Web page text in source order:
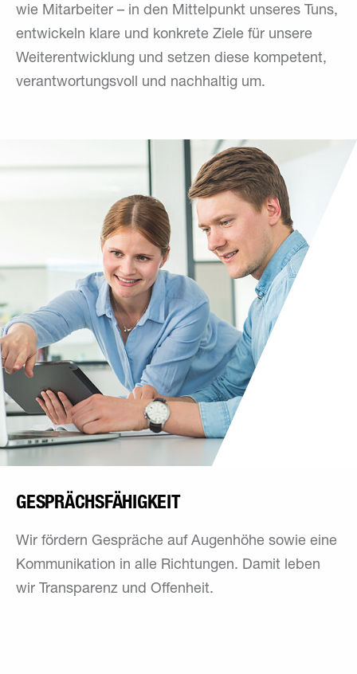
wie Mitarbeiter – in den Mittelpunkt unseres Tuns,
entwickeln klare und konkrete Ziele für unsere
Weiterentwicklung und setzen diese kompetent,
verantwortungsvoll und nachhaltig um.
GESPRÄCHSFÄHIGKEIT
Wir fördern Gespräche auf Augenhöhe sowie eine
Kommunikation in alle Richtungen. Damit leben
wir Transparenz und Offenheit.